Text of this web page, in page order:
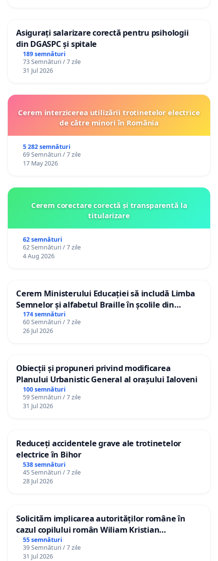
Asigurați salarizare corectă pentru psihologii
din DGASPC și spitale
189 semnături
73 Semnături / 7 zile
31 Jul 2026
Cerem interzicerea utilizării trotinetelor electrice
de către minori în România
5 282 semnături
69 Semnături / 7 zile
17 May 2026
Cerem corectare corectă și transparentă la
titularizare
62 semnături
62 Semnături / 7 zile
4 Aug 2026
Cerem Ministerului Educației să includă Limba
Semnelor și alfabetul Braille în școlile din
Republica Moldova!
174 semnături
60 Semnături / 7 zile
26 Jul 2026
Obiecții și propuneri privind modificarea
Planului Urbanistic General al orașului Ialoveni
100 semnături
59 Semnături / 7 zile
31 Jul 2026
Reduceți accidentele grave ale trotinetelor
electrice în Bihor
538 semnături
45 Semnături / 7 zile
28 Jul 2026
Solicităm implicarea autorităților române în
cazul copilului român Wiliam Kristian
Gheorghe, aflat în plasament în Danemarca de
12 ani
55 semnături
39 Semnături / 7 zile
31 Jul 2026